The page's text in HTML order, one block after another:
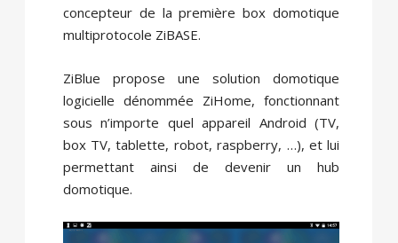
concepteur de la première box domotique
multiprotocole ZiBASE.
ZiBlue propose une solution domotique
logicielle dénommée ZiHome, fonctionnant
sous n’importe quel appareil Android (TV,
box TV, tablette, robot, raspberry, …), et lui
permettant ainsi de devenir un hub
domotique.